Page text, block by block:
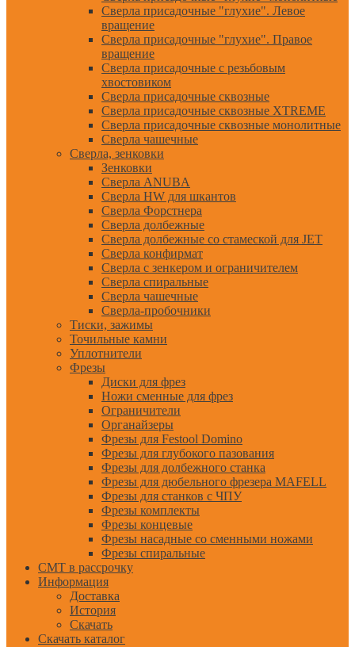
Сверла присадочные "глухие". Левое
вращение
Сверла присадочные "глухие". Правое
вращение
Сверла присадочные с резьбовым
хвостовиком
Сверла присадочные сквозные
Сверла присадочные сквозные XTREME
Сверла присадочные сквозные монолитные
Сверла чашечные
Сверла, зенковки
Зенковки
Сверла ANUBA
Сверла HW для шкантов
Сверла Форстнера
Сверла долбежные
Сверла долбежные со стамеской для JET
Сверла конфирмат
Сверла с зенкером и ограничителем
Сверла спиральные
Сверла чашечные
Сверла-пробочники
Тиски, зажимы
Точильные камни
Уплотнители
Фрезы
Диски для фрез
Ножи сменные для фрез
Ограничители
Органайзеры
Фрезы для Festool Domino
Фрезы для глубокого пазования
Фрезы для долбежного станка
Фрезы для дюбельного фрезера MAFELL
Фрезы для станков с ЧПУ
Фрезы комплекты
Фрезы концевые
Фрезы насадные со сменными ножами
Фрезы спиральные
CMT в рассрочку
Информация
Доставка
История
Скачать
Скачать каталог